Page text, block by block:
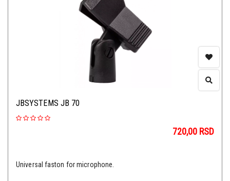
JBSYSTEMS JB 70
720,00 RSD
Universal faston for microphone.